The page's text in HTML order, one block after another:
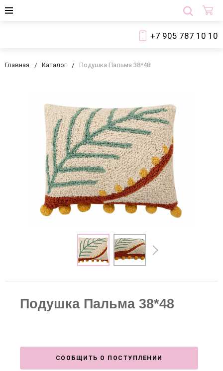
+7 905 787 10 10
Главная Каталог Подушка Пальма 38*48
Подушка Пальма 38*48
СООБЩИТЬ О ПОСТУПЛЕНИИ